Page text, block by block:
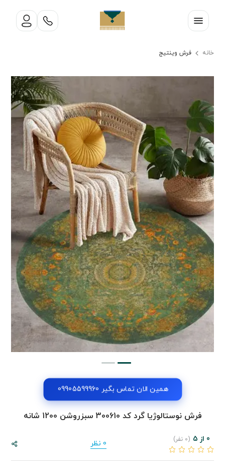
خانه فرش وینتیج
همین الان تماس بگیر 09905599960
فرش نوستالوژیا گرد کد 300610 سبزروشن 1200 شانه
0 از 5 (0 نفر) 0 نظر